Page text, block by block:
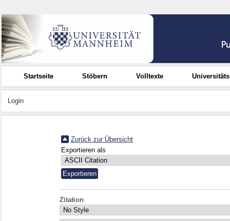
Startseite Stöbern Volltexte
Login
Zurück zur Übersicht
Exportieren als
Zitation